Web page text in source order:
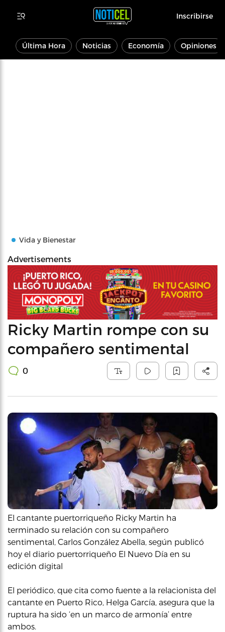
Inscribirse
Última Hora Noticias Economía Opiniones
Vida y Bienestar
Advertisements
Ricky Martin rompe con su
compañero sentimental
0
El cantante puertorriqueño Ricky Martin ha
terminado su relación con su compañero
sentimental, Carlos González Abella, según publicó
hoy el diario puertorriqueño El Nuevo Día en su
edición digital
El periódico, que cita como fuente a la relacionista del
cantante en Puerto Rico, Helga García, asegura que la
ruptura ha sido ‘en un marco de armonía’ entre
ambos.